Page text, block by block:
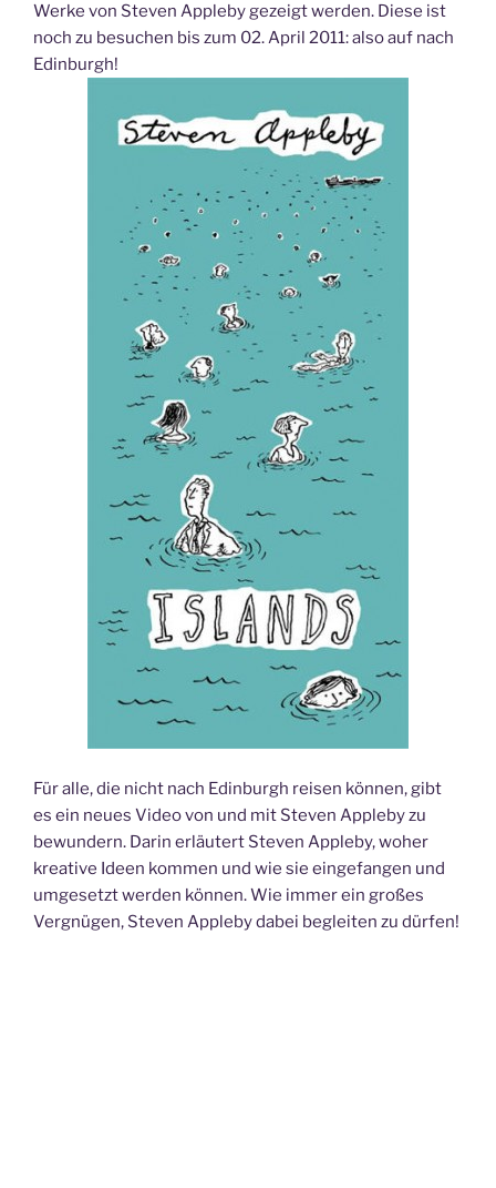
Werke von Steven Appleby gezeigt werden. Diese ist
noch zu besuchen bis zum 02. April 2011: also auf nach
Edinburgh!
Für alle, die nicht nach Edinburgh reisen können, gibt
es ein neues Video von und mit Steven Appleby zu
bewundern. Darin erläutert Steven Appleby, woher
kreative Ideen kommen und wie sie eingefangen und
umgesetzt werden können. Wie immer ein großes
Vergnügen, Steven Appleby dabei begleiten zu dürfen!